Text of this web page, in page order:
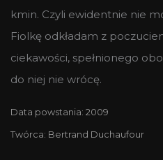
kmin. Czyli ewidentnie nie
Fiolkę odkładam z
ciekawości, spełnionego
do niej nie wrócę.
Data powstania: 2009
Twórca: Bertrand Duchaufour